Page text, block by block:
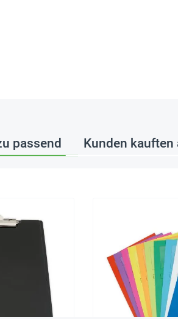
passend Kunden kauften